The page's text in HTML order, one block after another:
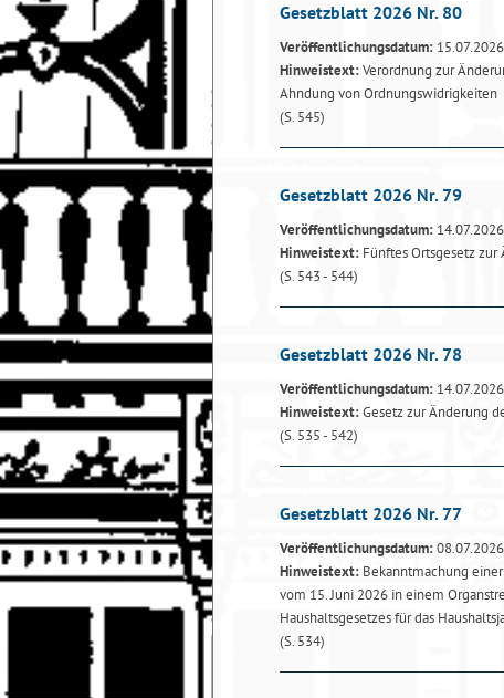
Gesetzblatt 2026 Nr. 80
Veröffentlichungsdatum: 15.07.2026
Hinweistext:Verordnung zur
Ahndung von Ordnungswidrigkeiten
(S. 545)
Gesetzblatt 2026 Nr. 79
Veröffentlichungsdatum: 14.07.2026
Hinweistext: Fünftes Ortsgesetz
(S. 543 - 544)
Gesetzblatt 2026 Nr. 78
Veröffentlichungsdatum: 14.07.2026
Hinweistext:Gesetz zur Änderung
(S. 535 - 542)
Gesetzblatt 2026 Nr. 77
Veröffentlichungsdatum:08.07.2026
Hinweistext: Bekanntmachung
vom 15. Juni 2026 in einem
Haushaltsgesetzes für das
(S. 534)